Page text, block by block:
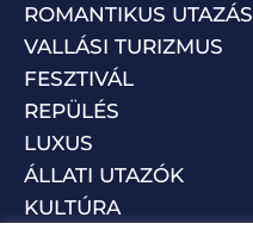
ROMANTIKUS UTAZÁS
VALLÁSI TURIZMUS
FESZTIVÁL
REPÜLÉS
LUXUS
ÁLLATI UTAZÓK
KULTÚRA